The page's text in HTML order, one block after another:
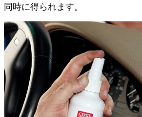
同時に得られます。